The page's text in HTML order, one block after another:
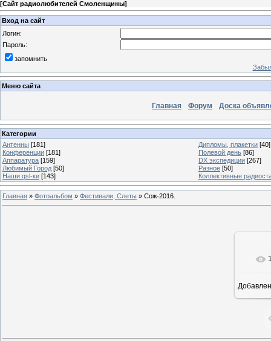
[Сайт радиолюбителей Смоленщины]
Вход на сайт
Логин:
Пароль:
запомнить
Меню сайта
Главная Форум Доска
Категории
Антенны [181] Дипломы, плакетки [40]
Конференции [181] Полевой день [86]
Аппаратура [159] DX экспедиции [267]
Любимый Город [50] Разное [50]
Наши qsl-ки [143] Коллективные
Главная » Фотоальбом » Фестивали, Слеты » Сож-2016.